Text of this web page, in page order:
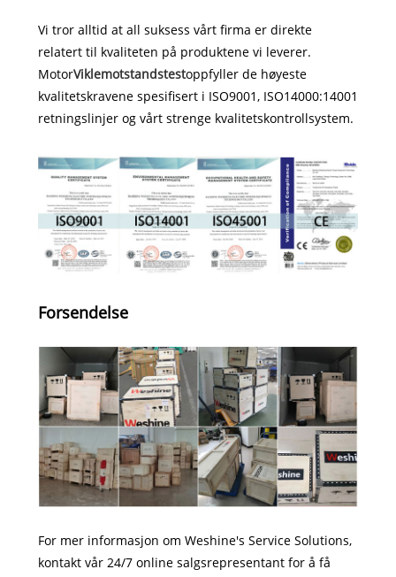
Vi tror alltid at all suksess vårt firma er direkte
relatert til kvaliteten på produktene vi leverer.
MotorViklemotstandstestoppfyller de høyeste
kvalitetskravene spesifisert i ISO9001, ISO14000:14001
retningslinjer og vårt strenge kvalitetskontrollsystem.
Forsendelse
For mer informasjon om Weshine's Service Solutions,
kontakt vår 24/7 online salgsrepresentant for å få